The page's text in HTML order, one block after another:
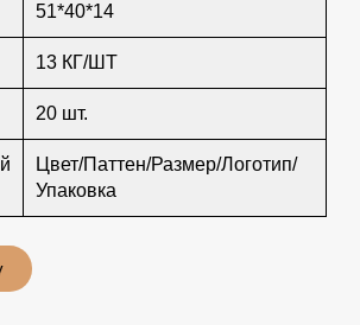
51*40*14
13 КГ/ШТ
20 шт.
Цвет/Паттен/Размер/Логотип/
Упаковка